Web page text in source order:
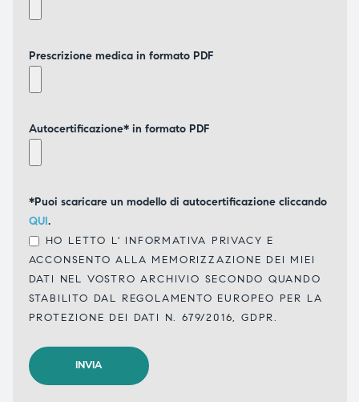
Prescrizione medica in formato PDF
Autocertificazione* in formato PDF
*Puoi scaricare un modello di autocertificazione cliccando
QUI.
HO LETTO L' INFORMATIVA PRIVACY E
ACCONSENTO ALLA MEMORIZZAZIONE DEI MIEI
DATI NEL VOSTRO ARCHIVIO SECONDO QUANDO
STABILITO DAL REGOLAMENTO EUROPEO PER LA
PROTEZIONE DEI DATI N. 679/2016, GDPR.